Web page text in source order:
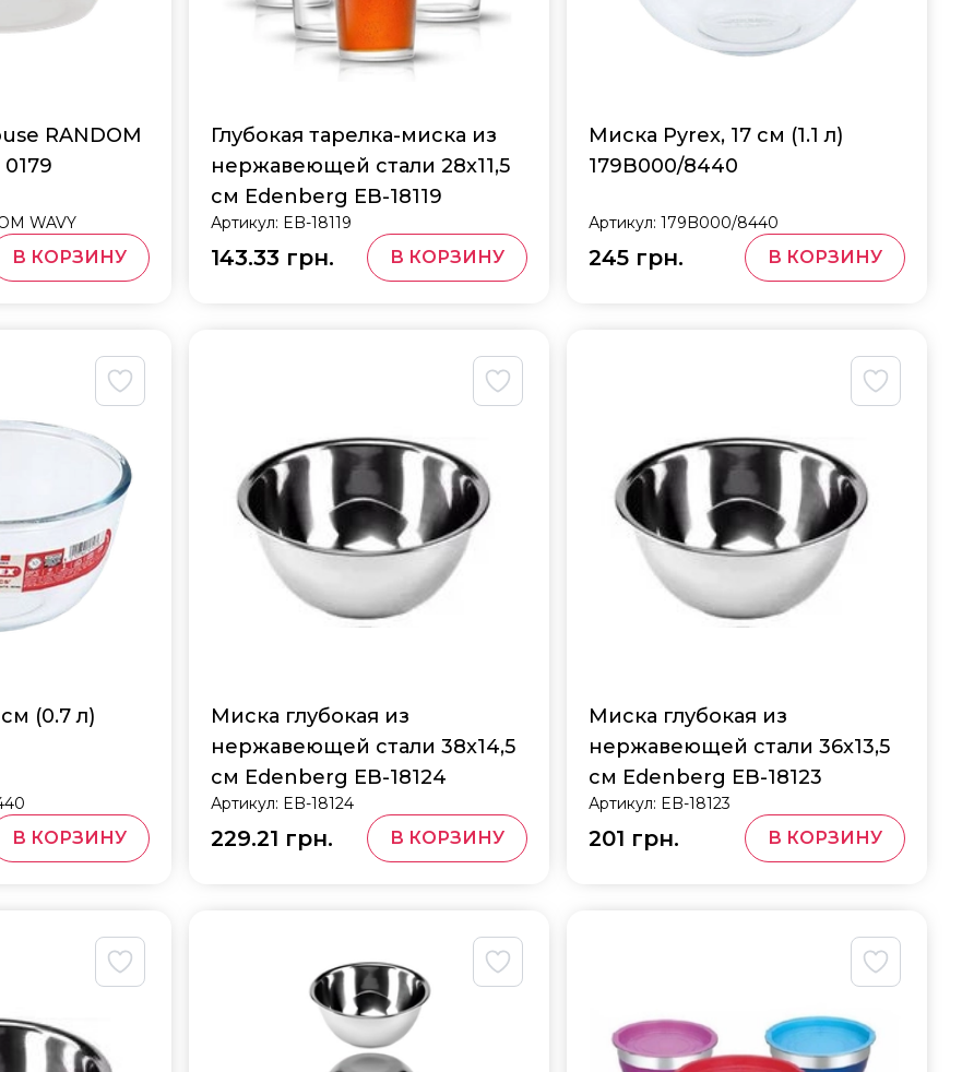
RANDOM
0179
WAVY
В КОРЗИНУ
Глубокая тарелка-миска из
нержавеющей стали 28x11,5
см Edenberg EB-18119
Артикул: EB-18119
143.33 грн. В КОРЗИНУ
Миска Pyrex, 17 см (1.1 л)
179B000/8440
Артикул:179B000/8440
245 грн. В КОРЗИНУ
(0.7 л)
В КОРЗИНУ
Миска глубокая из
нержавеющей стали 38x14,5
см Edenberg EB-18124
Артикул: EB-18124
229.21 грн. В КОРЗИНУ
Миска глубокая из
нержавеющей стали 36x13,5
см Edenberg EB-18123
Артикул: EB-18123
201 грн. В КОРЗИНУ